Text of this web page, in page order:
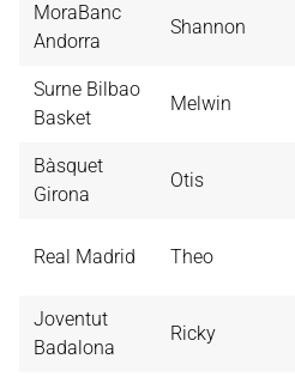
MoraBanc
Andorra
Shannon
Surne Bilbao
Basket
Melwin
Bàsquet
Girona
Otis
Real Madrid Theo
Joventut
Badalona
Ricky